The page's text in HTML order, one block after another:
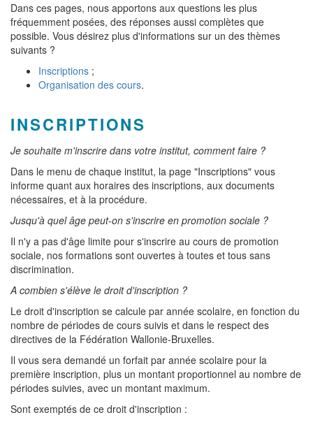
Dans ces pages, nous apportons aux questions les plus
fréquemment posées, des réponses aussi complètes que
possible. Vous désirez plus d'informations sur un des thèmes
suivants ?
Inscriptions ;
Organisation des cours.
INSCRIPTIONS
Je souhaite m'inscrire dans votre institut, comment faire ?
Dans le menu de chaque institut, la page "Inscriptions" vous
informe quant aux horaires des inscriptions, aux documents
nécessaires, et à la procédure.
Jusqu'à quel âge peut-on s'inscrire en promotion sociale ?
Il n'y a pas d'âge limite pour s'inscrire au cours de promotion
sociale, nos formations sont ouvertes à toutes et tous sans
discrimination.
A combien s'élève le droit d'inscription ?
Le droit d'inscription se calcule par année scolaire, en fonction du
nombre de périodes de cours suivis et dans le respect des
directives de la Fédération Wallonie-Bruxelles.
Il vous sera demandé un forfait par année scolaire pour la
première inscription, plus un montant proportionnel au nombre de
périodes suivies, avec un montant maximum.
Sont exemptés de ce droit d'inscription :